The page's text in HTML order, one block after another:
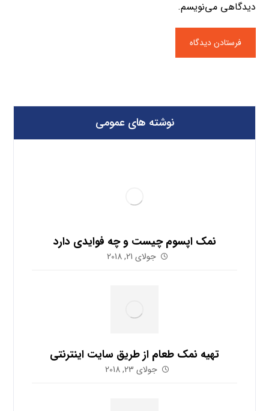
دیدگاهی می‌نویسم.
نوشته های عمومی
نمک اپسوم چیست و چه فوایدی دارد
جولای 21, 2018
تهیه نمک طعام از طریق سایت اینترنتی
جولای 23, 2018